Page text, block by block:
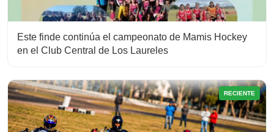
Este finde continúa el campeonato de Mamis Hockey
en el Club Central de Los Laureles
RECIENTE